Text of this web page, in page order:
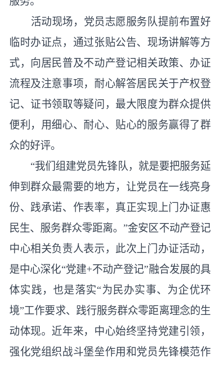
活动现场，党员志愿服务队提前布置好
临时办证点，通过张贴公告、现场讲解等方
式，向居民普及不动产登记相关政策、办证
流程及注意事项，耐心解答居民关于产权登
记、证书领取等疑问 ， 最大限度为群众提供
便利，用细心、耐心、贴心的服务赢得了群
众的好评。
“我们组建党员先锋队，就是要把服务延
伸到群众最需要的地方，让党员在一线亮身
份、践承诺、作表率，真正实现上门办证惠
民生、服务群众零距离。”金安区不动产登记
中心相关负责人表示，此次上门办证活动，
是中心深化“党建+不动产登记”融合发展的具
体实践，也是落实“为民办实事、为企优环
境”工作要求、践行服务群众零距离理念的生
动体现。近年来，中心始终坚持党建引领，
强化党组织战斗堡垒作用和党员先锋模范作